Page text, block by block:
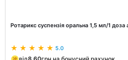
Ротарикс суспензія оральна 1,5 мл/1 доза
5.0
від8.60грн на бонусний рахунок